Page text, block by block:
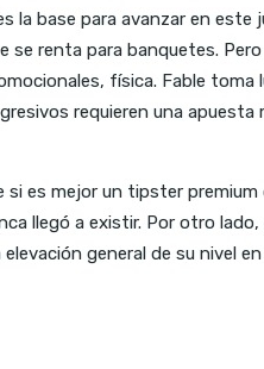
la base para avanzar en
renta para banquetes.
física. Fable toma
requieren una apuesta
si es mejor un tipster
llegó a existir. Por otro
general de su nivel